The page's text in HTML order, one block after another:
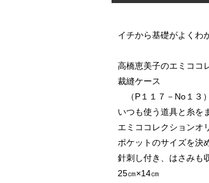
イチから基礎がよく
高橋恵美子のエミココ
裁縫ケース
（P１１７－No１３）
いつも使う道具と糸を
エミココレクションオ
ポケットのサイズを決
針刺し付き、はさみも
25㎝×14㎝